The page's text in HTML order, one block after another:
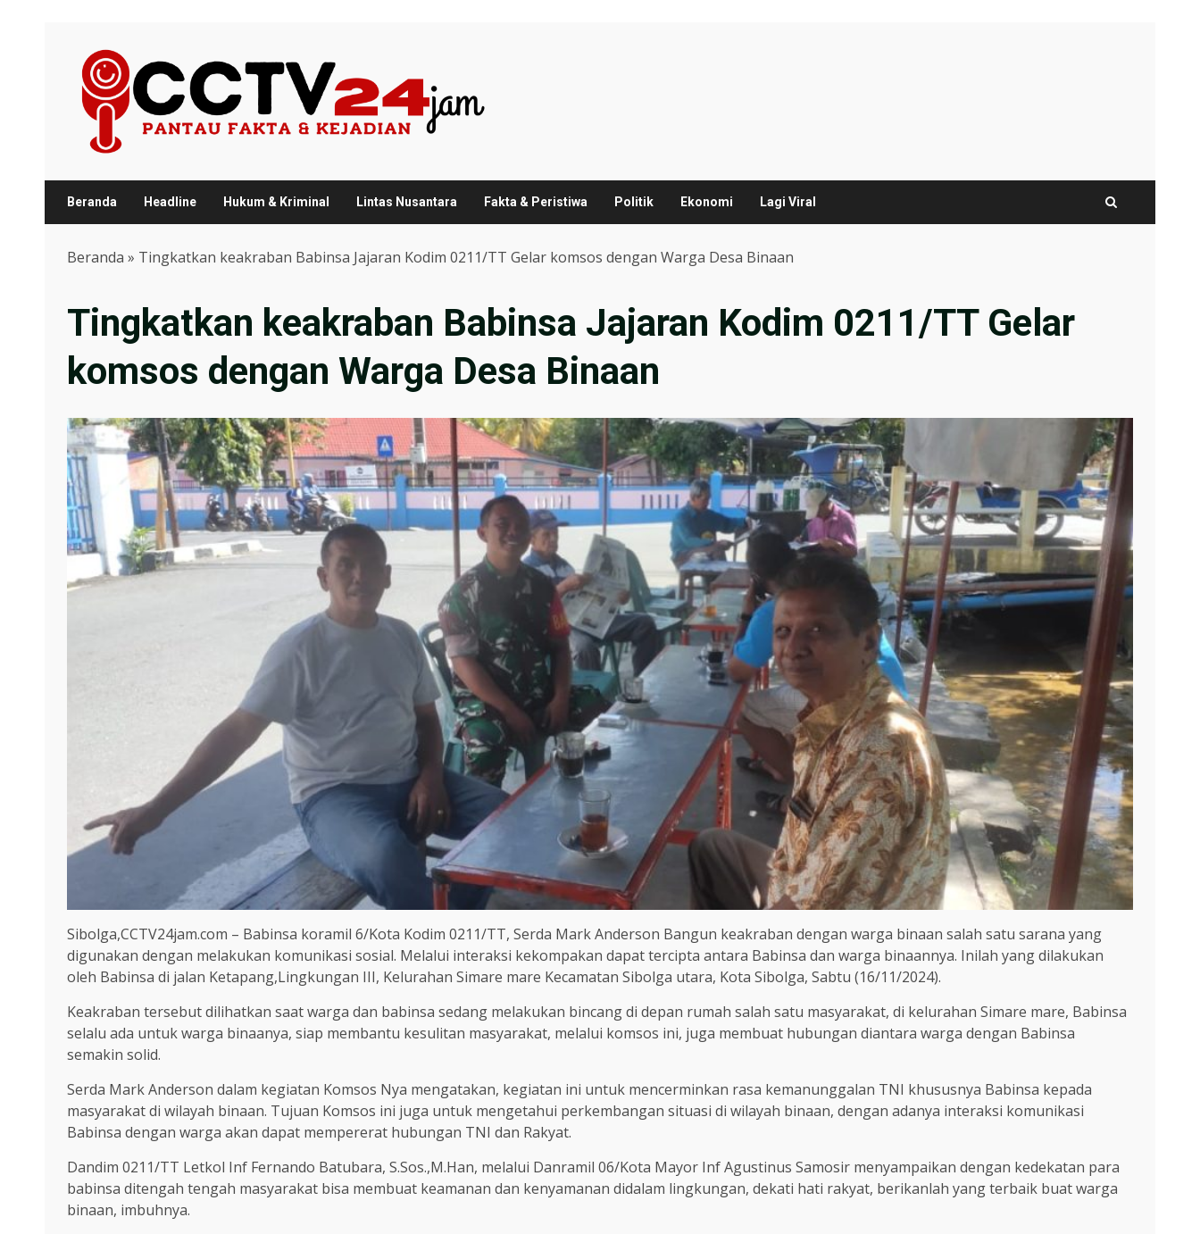
content
Beranda Headline Hukum & Kriminal Lintas Nusantara Fakta & Peristiwa Politik Ekonomi Lagi Viral
Beranda » Tingkatkan keakraban Babinsa Jajaran Kodim 0211/TT Gelar komsos dengan Warga Desa Binaan
Tingkatkan keakraban Babinsa Jajaran Kodim 0211/TT Gelar
komsos dengan Warga Desa Binaan
Sibolga,CCTV24jam.com – Babinsa koramil 6/Kota Kodim 0211/TT, Serda Mark Anderson Bangun keakraban dengan warga binaan salah satu sarana yang
digunakan dengan melakukan komunikasi sosial. Melalui interaksi kekompakan dapat tercipta antara Babinsa dan warga binaannya. Inilah yang dilakukan
oleh Babinsa di jalan Ketapang,Lingkungan III, Kelurahan Simare mare Kecamatan Sibolga utara, Kota Sibolga, Sabtu (16/11/2024).
Keakraban tersebut dilihatkan saat warga dan babinsa sedang melakukan bincang di depan rumah salah satu masyarakat, di kelurahan Simare mare, Babinsa
selalu ada untuk warga binaanya, siap membantu kesulitan masyarakat, melalui komsos ini, juga membuat hubungan diantara warga dengan Babinsa
semakin solid.
Serda Mark Anderson dalam kegiatan Komsos Nya mengatakan, kegiatan ini untuk mencerminkan rasa kemanunggalan TNI khususnya Babinsa kepada
masyarakat di wilayah binaan. Tujuan Komsos ini juga untuk mengetahui perkembangan situasi di wilayah binaan, dengan adanya interaksi komunikasi
Babinsa dengan warga akan dapat mempererat hubungan TNI dan Rakyat.
Dandim 0211/TT Letkol Inf Fernando Batubara, S.Sos.,M.Han, melalui Danramil 06/Kota Mayor Inf Agustinus Samosir menyampaikan dengan kedekatan para
babinsa ditengah tengah masyarakat bisa membuat keamanan dan kenyamanan didalam lingkungan, dekati hati rakyat, berikanlah yang terbaik buat warga
binaan, imbuhnya.